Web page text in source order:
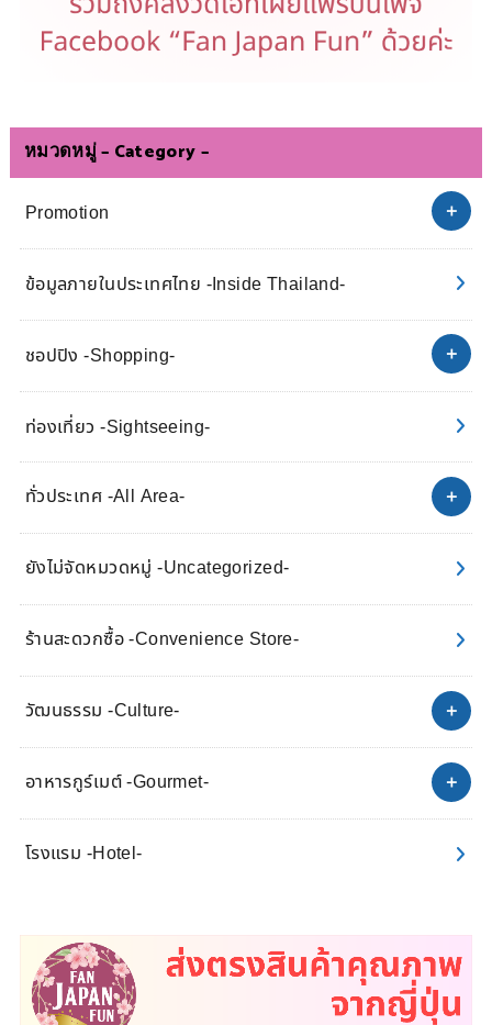
หมวดหมู่ – Category –
Promotion
ข้อมูลภายในประเทศไทย -Inside Thailand-
ชอปปิง -Shopping-
ท่องเที่ยว -Sightseeing-
ทั่วประเทศ -All Area-
ยังไม่จัดหมวดหมู่ -Uncategorized-
ร้านสะดวกซื้อ -Convenience Store-
วัฒนธรรม -Culture-
อาหารกูร์เมต์ -Gourmet-
โรงแรม -Hotel-